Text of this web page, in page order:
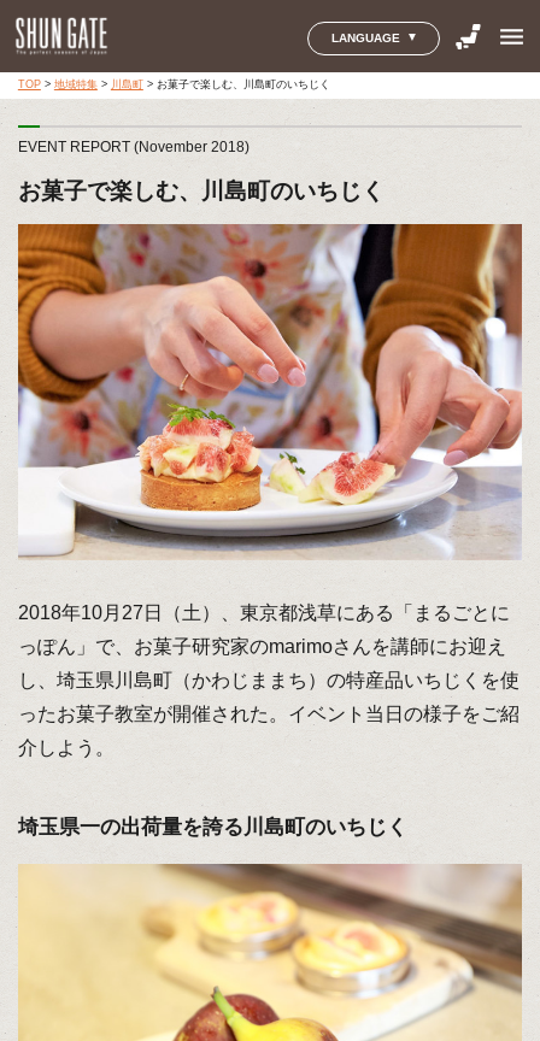
LANGUAGE menu
TOP> 地域特集> 川島町> お菓子で楽しむ、川島町のいちじく
EVENT REPORT (November 2018)
お菓子で楽しむ、川島町のいちじく
2018年10月27日（土）、東京都浅草にある「まるごとに
っぽん」で、お菓子研究家のmarimoさんを講師にお迎え
し、埼玉県川島町（かわじままち）の特産品いちじくを使
ったお菓子教室が開催された。イベント当日の様子をご紹
介しよう。
埼玉県一の出荷量を誇る川島町のいちじく